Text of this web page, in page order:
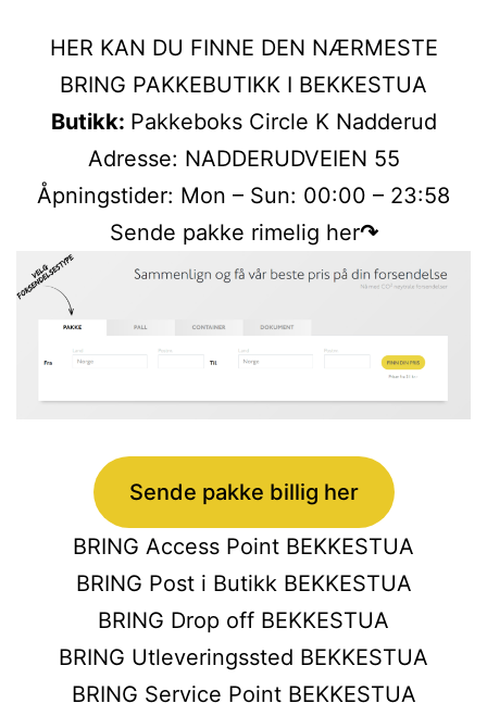
HER KAN DU FINNE DEN NÆRMESTE
BRING PAKKEBUTIKK I BEKKESTUA
Butikk: Pakkeboks Circle K Nadderud
Adresse: NADDERUDVEIEN 55
Åpningstider: Mon – Sun: 00:00 – 23:58
Sende pakke rimelig her↷
Sende pakke billig her
BRING Access Point BEKKESTUA
BRING Post i Butikk BEKKESTUA
BRING Drop off BEKKESTUA
BRING Utleveringssted BEKKESTUA
BRING Service Point BEKKESTUA